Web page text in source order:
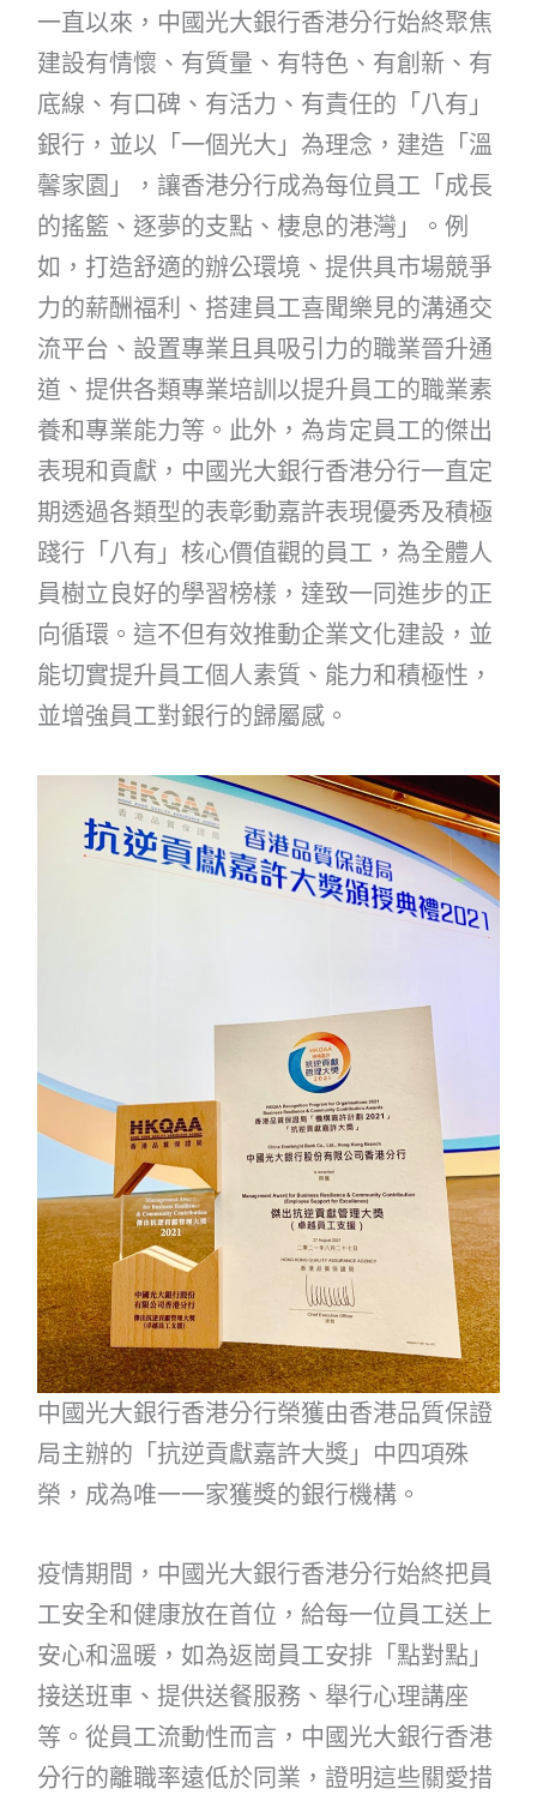
一直以來，中國光大銀行香港分行始終聚焦
建設有情懷、有質量、有特色、有創新、有
底線、有口碑、有活力、有責任的「八有」
銀行，並以「一個光大」為理念，建造「溫
馨家園」，讓香港分行成為每位員工「成長
的搖籃、逐夢的支點、棲息的港灣」。例
如，打造舒適的辦公環境、提供具市場競爭
力的薪酬福利、搭建員工喜聞樂見的溝通交
流平台、設置專業且具吸引力的職業晉升通
道、提供各類專業培訓以提升員工的職業素
養和專業能力等。此外，為肯定員工的傑出
表現和貢獻，中國光大銀行香港分行一直定
期透過各類型的表彰動嘉許表現優秀及積極
踐行「八有」核心價值觀的員工，為全體人
員樹立良好的學習榜樣，達致一同進步的正
向循環。這不但有效推動企業文化建設，並
能切實提升員工個人素質、能力和積極性，
並增強員工對銀行的歸屬感。
中國光大銀行香港分行榮獲由香港品質保證
局主辦的「抗逆貢獻嘉許大獎」中四項殊
榮，成為唯一一家獲獎的銀行機構。
疫情期間，中國光大銀行香港分行始終把員
工安全和健康放在首位，給每一位員工送上
安心和溫暖，如為返崗員工安排「點對點」
接送班車、提供送餐服務、舉行心理講座
等。從員工流動性而言，中國光大銀行香港
分行的離職率遠低於同業，證明這些關愛措